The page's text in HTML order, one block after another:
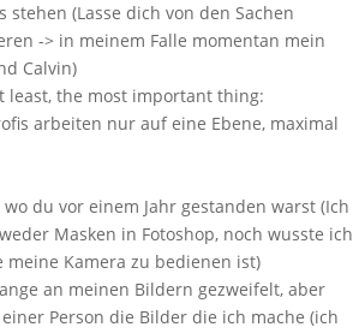
stehen (Lasse dich von den Sachen
-> in meinem Falle momentan mein
Calvin)
least, the most important thing:
arbeiten nur auf eine Ebene, maximal
wo du vor einem Jahr gestanden warst (Ich
Masken in Fotoshop, noch wusste ich
meine Kamera zu bedienen ist)
an meinen Bildern gezweifelt, aber
Person die Bilder die ich mache (ich